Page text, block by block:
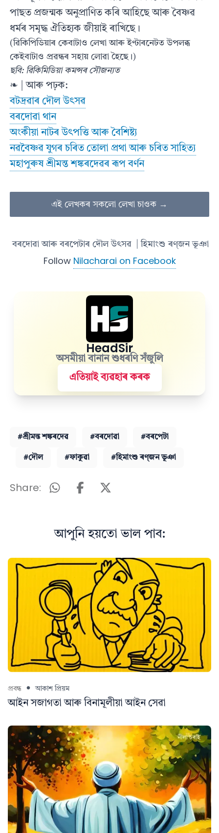
পাছত প্ৰজন্মক অনুপ্ৰাণিত কৰি আহিছে আৰু বৈষ্ণৱ
ধৰ্মৰ সমৃদ্ধ ঐতিহ্যক জীয়াই ৰাখিছে।
(ৱিকিপিডিয়াৰ কেবাটাও লেখা আৰু ইণ্টাৰনেটত উপলব্ধ
কেইবাটাও প্ৰৱন্ধৰ সহায় লোৱা হৈছে।)
ছবি: ৱিকিমিডিয়া কমন্সৰ সৌজন্যত
❧ | আৰু পঢ়ক:
বটদ্ৰৱাৰ দৌল উৎসৱ
বৰদোৱা থান
অংকীয়া নাটৰ উৎপত্তি আৰু বৈশিষ্ট্য
নৱবৈষ্ণৱ যুগৰ চৰিত তোলা প্ৰথা আৰু চৰিত সাহিত্য
মহাপুৰুষ শ্ৰীমন্ত শঙ্কৰদেৱৰ ৰূপ বৰ্ণন
এই লেখকৰ সকলো লেখা চাওক →
বৰদোৱা আৰু বৰপেটাৰ দৌল উৎসৱ | হিমাংশু ৰণ্‌জন ভূঞা
Follow Nilacharai on Facebook
HeadSir
অসমীয়া বানান শুধৰণি সঁজুলি
এতিয়াই ব্যৱহাৰ কৰক
#শ্ৰীমন্ত শঙ্কৰদেৱ #বৰদোৱা #বৰপেটা
#দৌল #ফাকুৱা #হিমাংশু ৰণ্‌জন ভূঞা
Share:
আপুনি হয়তো ভাল পাব:
প্ৰবন্ধ আকাশ প্ৰিয়ম
আইন সজাগতা আৰু বিনামূলীয়া আইন সেৱা